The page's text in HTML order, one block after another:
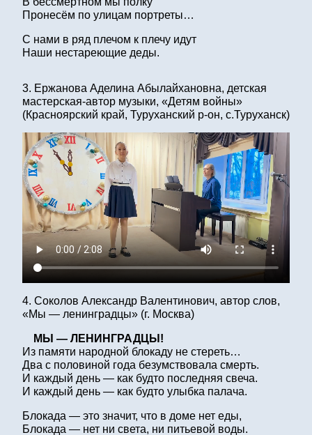
Пронесём по улицам портреты…
С нами в ряд плечом к плечу идут
Наши нестареющие деды.
3. Ержанова Аделина Абылайхановна, детская
мастерская-автор музыки, «Детям войны»
(Красноярский край, Туруханский р-он, с.Туруханск)
4. Соколов Александр Валентинович, автор слов,
«Мы — ленинградцы» (г. Москва)
МЫ — ЛЕНИНГРАДЦЫ!
Из памяти народной блокаду не стереть…
Два с половиной года безумствовала смерть.
И каждый день — как будто последняя свеча.
И каждый день — как будто улыбка палача.
Блокада — это значит, что в доме нет еды,
Блокада — нет ни света, ни питьевой воды.